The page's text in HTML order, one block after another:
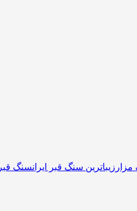
زیباترین سنگ قبر ایرانسنگ قبر